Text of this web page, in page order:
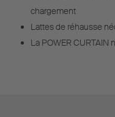
chargement
Lattes de réhausse
La POWER CURTAIN